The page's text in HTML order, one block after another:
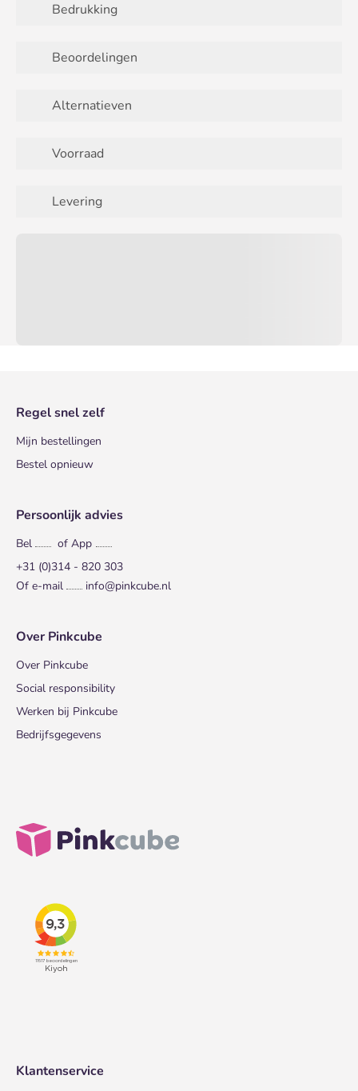
Bedrukking
Beoordelingen
Alternatieven
Voorraad
Levering
Regel snel zelf
Mijn bestellingen
Bestel opnieuw
Persoonlijk advies
Bel
of App
+31 (0)314 - 820 303
Of e-mail
info@pinkcube.nl
Over Pinkcube
Over Pinkcube
Social responsibility
Werken bij Pinkcube
Bedrijfsgegevens
Klantenservice